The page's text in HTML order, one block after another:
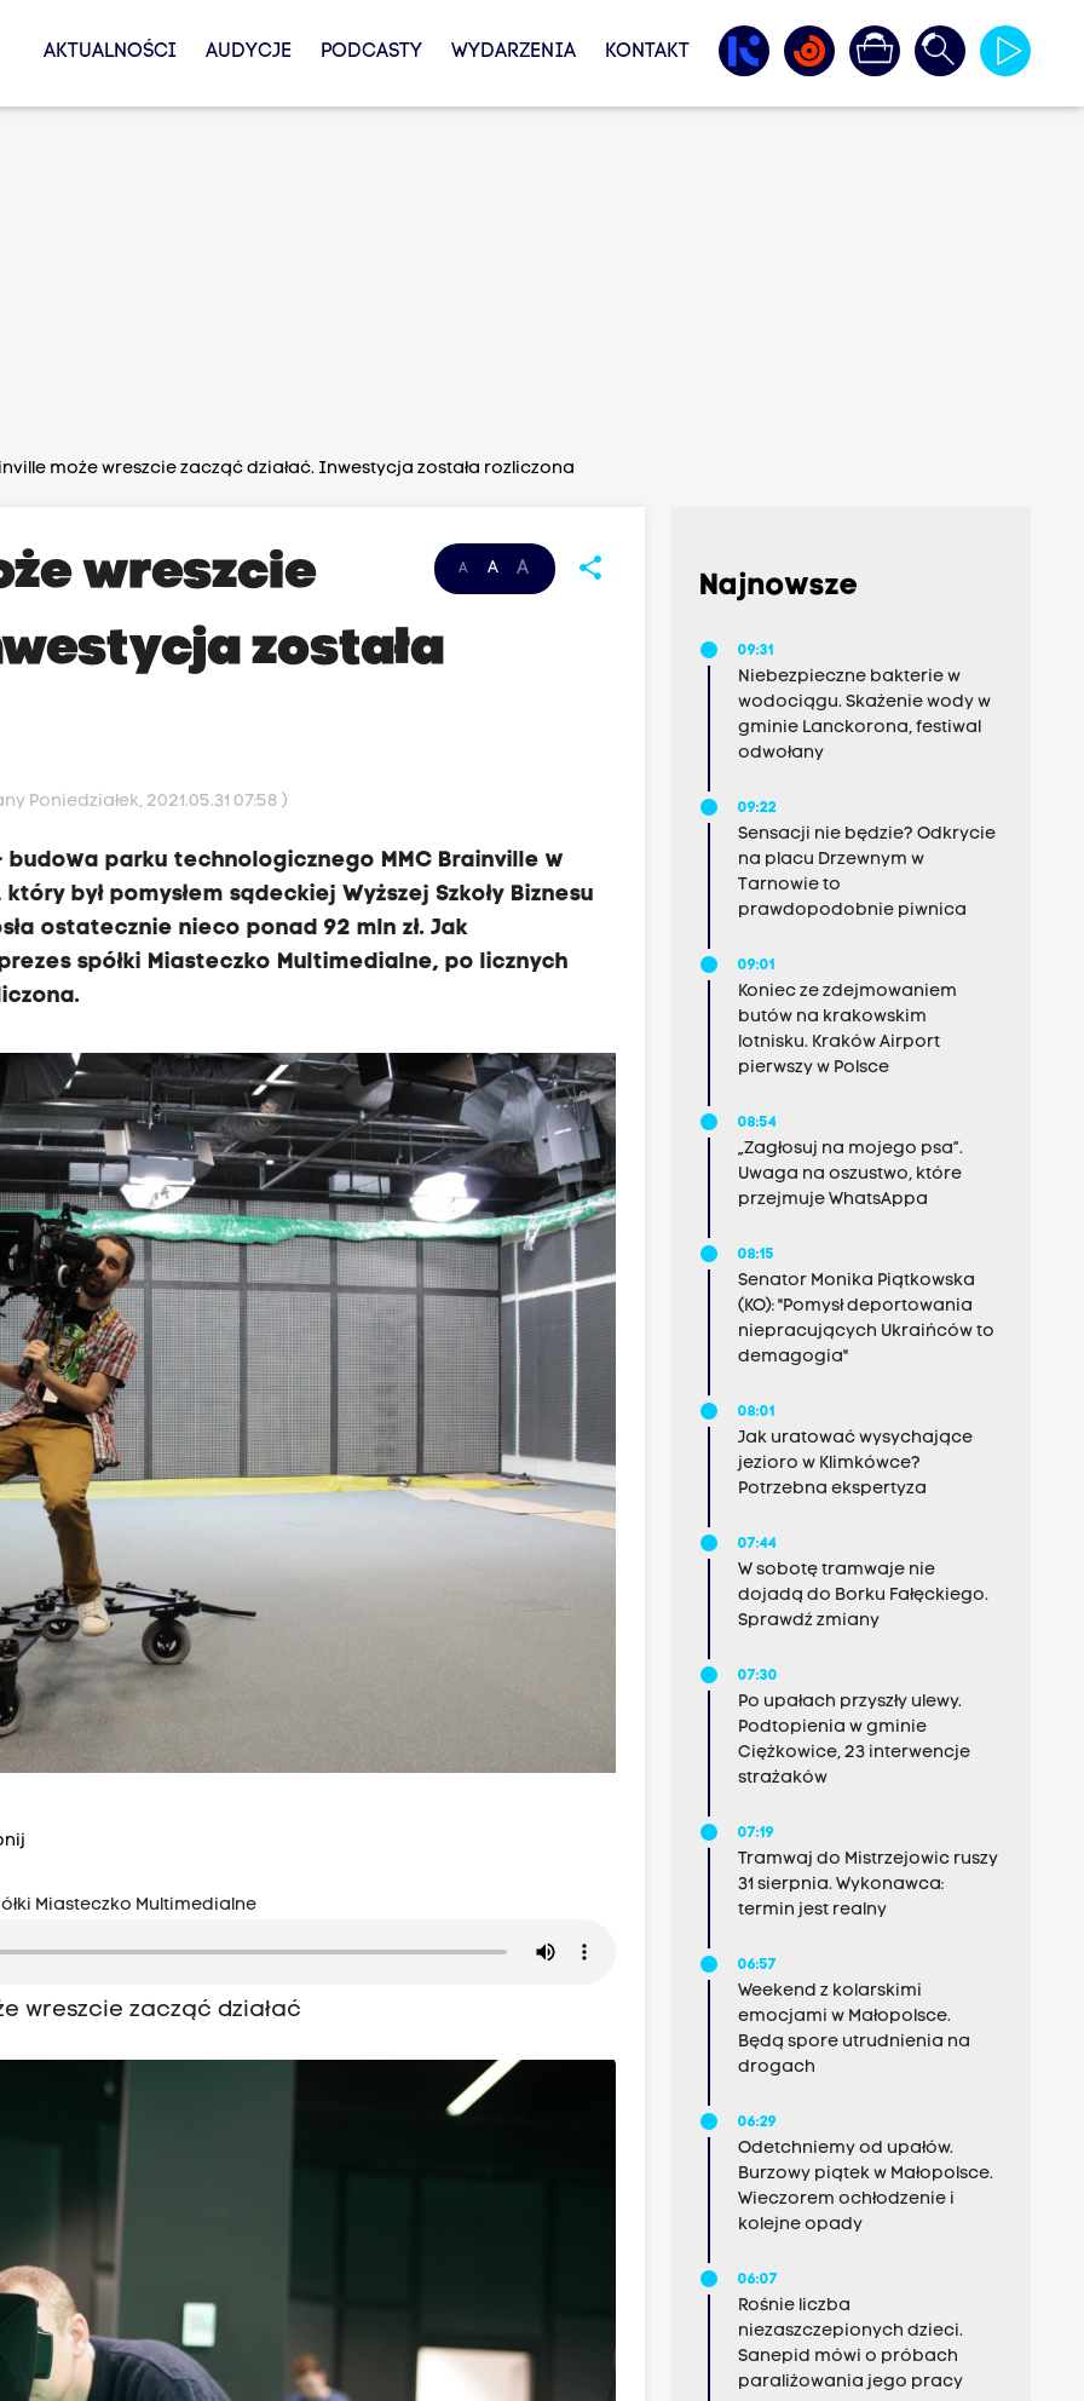
AKTUALNOŚCI AUDYCJE PODCASTY WYDARZENIA KONTAKT
może wreszcie zacząć działać. Inwestycja została rozliczona
A A A share
wreszcie
została
Poniedziałek, 2021.05.31 07:58 )
parku technologicznego MMC Brainville w
był pomysłem sądeckiej Wyższej Szkoły Biznesu
ostatecznie nieco ponad 92 mln zł. Jak
spółki Miasteczko Multimedialne, po licznych
Miasteczko Multimedialne
wreszcie zacząć działać
Najnowsze
09:31
Niebezpieczne bakterie w
wodociągu. Skażenie wody w
gminie Lanckorona, festiwal
odwołany
09:22
Sensacji nie będzie? Odkrycie
na placu Drzewnym w
Tarnowie to
prawdopodobnie piwnica
09:01
Koniec ze zdejmowaniem
butów na krakowskim
lotnisku. Kraków Airport
pierwszy w Polsce
08:54
„Zagłosuj na mojego psa”.
Uwaga na oszustwo, które
przejmuje WhatsAppa
08:15
Senator Monika Piątkowska
(KO): "Pomysł deportowania
niepracujących Ukraińców to
demagogia"
08:01
Jak uratować wysychające
jezioro w Klimkówce?
Potrzebna ekspertyza
07:44
W sobotę tramwaje nie
dojadą do Borku Fałęckiego.
Sprawdź zmiany
07:30
Po upałach przyszły ulewy.
Podtopienia w gminie
Ciężkowice, 23 interwencje
strażaków
07:19
Tramwaj do Mistrzejowic ruszy
31 sierpnia. Wykonawca:
termin jest realny
06:57
Weekend z kolarskimi
emocjami w Małopolsce.
Będą spore utrudnienia na
drogach
06:29
Odetchniemy od upałów.
Burzowy piątek w Małopolsce.
Wieczorem ochłodzenie i
kolejne opady
06:07
Rośnie liczba
niezaszczepionych dzieci.
Sanepid mówi o próbach
paraliżowania jego pracy